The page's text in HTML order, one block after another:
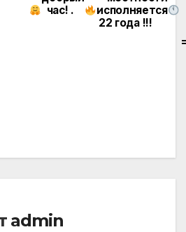
час! .
исполняется
22 года !!!
admin